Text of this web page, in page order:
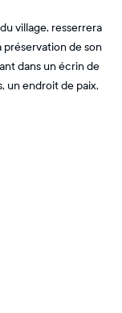
village, resserrera
préservation de son
dans un écrin de
un endroit de paix,